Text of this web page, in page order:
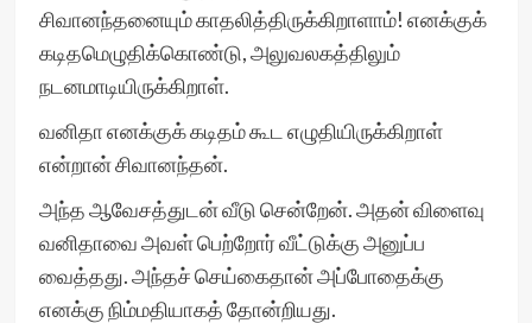
சிவானந்தனையும் காதலித்திருக்கிறாளாம்! எனக்குக்
கடிதமெழுதிக்கொண்டு, அலுவலகத்திலும்
நடனமாடியிருக்கிறாள்.
வனிதா எனக்குக் கடிதம் கூட எழுதியிருக்கிறாள்
என்றான் சிவானந்தன்.
அந்த ஆவேசத்துடன் வீடு சென்றேன். அதன் விளைவு
வனிதாவை அவள் பெற்றோர் வீட்டுக்கு அனுப்ப
வைத்தது. அந்தச் செய்கைதான் அப்போதைக்கு
எனக்கு நிம்மதியாகத் தோன்றியது.